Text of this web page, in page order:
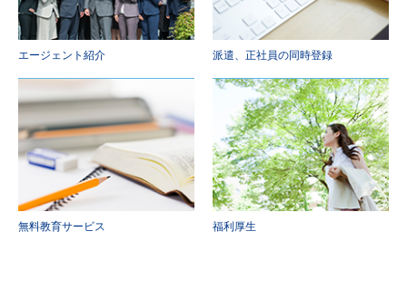
エージェント紹介 派遣、正社員の同時登録
無料教育サービス 福利厚生